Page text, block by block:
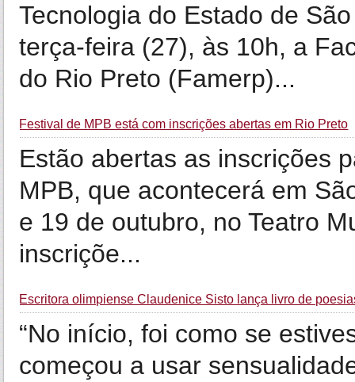
Tecnologia do Estado de
terça-feira (27), às 10h, a
do Rio Preto (Famerp)...
Festival de MPB está com inscrições abertas em Rio Preto
Estão abertas as inscrições
MPB, que acontecerá em
e 19 de outubro, no Teatro
inscriçõe...
Escritora olimpiense Claudenice Sisto lança livro de
“No início, foi como se
começou a usar